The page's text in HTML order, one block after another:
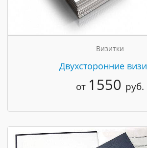
Визитки
Двухсторонние
от 1550 руб.